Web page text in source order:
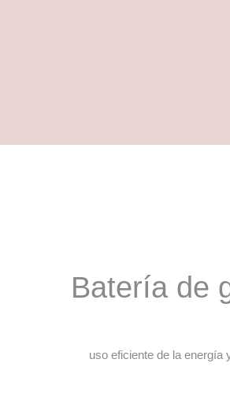
Batería de
uso eficiente de la energía